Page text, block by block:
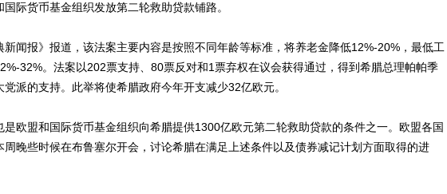
际货币基金组织发放第二轮救助贷款铺路。
报》报道，该法案主要内容是按照不同年龄等标准，将养老金降低12%-20%，最低工
32%。法案以202票支持、80票反对和1票弃权在议会获得通过，得到希腊总理帕帕季
党派的支持。此举将使希腊政府今年开支减少32亿欧元。
盟和国际货币基金组织向希腊提供1300亿欧元第二轮救助贷款的条件之一。欧盟各国
周晚些时候在布鲁塞尔开会，讨论希腊在满足上述条件以及债券减记计划方面取得的进